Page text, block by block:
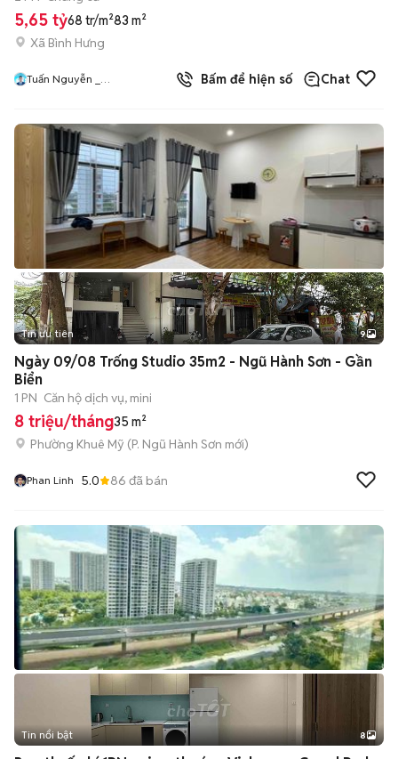
5,65 tỷ68 tr/m²83 m²
Xã Bình Hưng
Tuấn Nguyễn _
Bấm để hiện số Chat
+2
Tin ưu tiên 9
Ngày 09/08 Trống Studio 35m2 - Ngũ Hành Sơn - Gần
Biển
1 PN Căn hộ dịch vụ, mini
8 triệu/tháng35 m²
Phường Khuê Mỹ (P. Ngũ Hành Sơn mới)
Phan Linh 5.0 86 đã bán
+2
Tin nổi bật 8